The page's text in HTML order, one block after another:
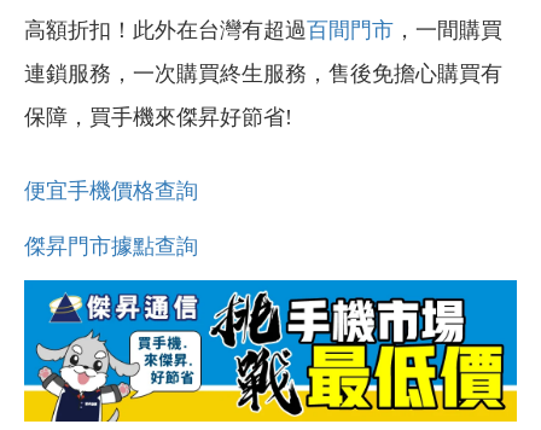
高額折扣！此外在台灣有超過百間門市 ，一間購買
連鎖服務，一次購買終生服務，售後免擔心購買有
保障，買手機來傑昇好節省!
便宜手機價格查詢
傑昇門市據點查詢